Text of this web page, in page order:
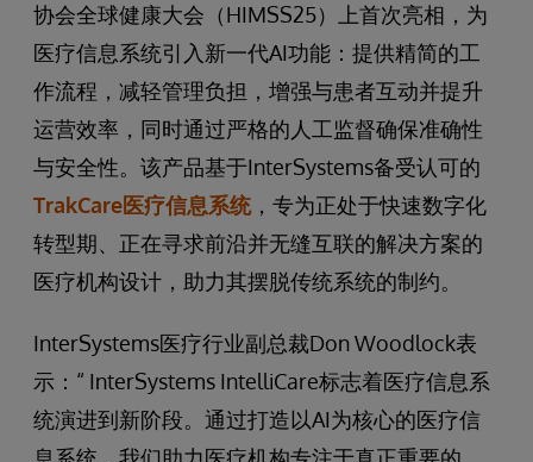
协会全球健康大会（HIMSS25）上首次亮相，为
医疗信息系统引入新一代AI功能：提供精简的工
作流程，减轻管理负担，增强与患者互动并提升
运营效率，同时通过严格的人工监督确保准确性
与安全性。该产品基于InterSystems备受认可的
TrakCare医疗信息系统，专为正处于快速数字化
转型期、正在寻求前沿并无缝互联的解决方案的
医疗机构设计，助力其摆脱传统系统的制约。
InterSystems医疗行业副总裁Don Woodlock表
示：“ InterSystems IntelliCare标志着医疗信息系
统演进到新阶段。通过打造以AI为核心的医疗信